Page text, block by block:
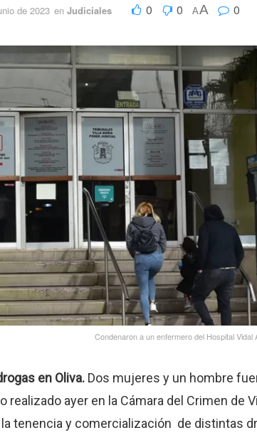
de 2023 en Judiciales 0 0 AA 0
Condenaron a un enfermero del Hospital Vidal
en Oliva. Dos mujeres y un hombre
ayer en la Cámara del Crimen de
tenencia y comercialización de distintas